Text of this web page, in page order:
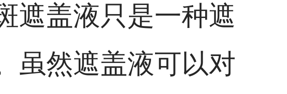
遮盖液只是一种遮
虽然遮盖液可以对